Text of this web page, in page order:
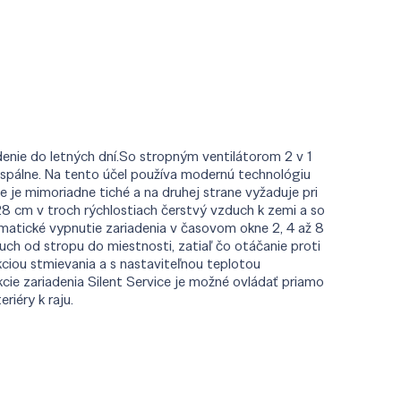
do letných dní.So stropným ventilátorom 2 v 1
Na tento účel používa modernú technológiu
je mimoriadne tiché a na druhej strane vyžaduje pri
cm v troch rýchlostiach čerstvý vzduch k zemi a so
vypnutie zariadenia v časovom okne 2, 4 až 8
od stropu do miestnosti, zatiaľ čo otáčanie proti
stmievania a s nastaviteľnou teplotou
zariadenia Silent Service je možné ovládať priamo
k raju.